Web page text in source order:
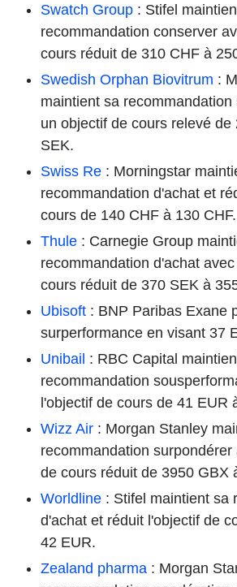
Swatch Group : Stifel
recommandation conserver
cours réduit de 310 CHF à
Swedish Orphan Biovitrum :
maintient sa
un objectif de cours relevé de
SEK.
Swiss Re : Morningstar
recommandation d'achat et
cours de 140 CHF à 130 CHF.
Thule : Carnegie Group
recommandation d'achat
cours réduit de 370 SEK à
Ubisoft : BNP Paribas Exane
surperformance en visant 37
Unibail : RBC Capital
recommandation
l'objectif de cours de 41 EUR
Wizz Air : Morgan Stanley
recommandation
de cours réduit de 3950 GBX
Worldline : Stifel maintient sa
d'achat et réduit l'objectif de
42 EUR.
Zealand pharma : Morgan